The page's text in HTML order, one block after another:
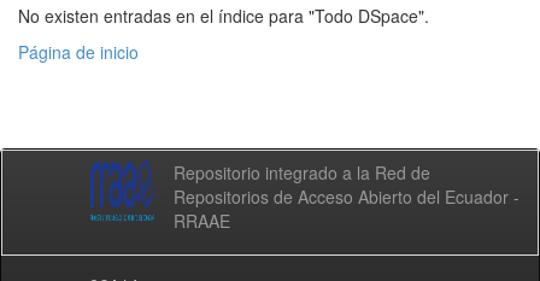
No existen entradas en el índice para "Todo DSpace".
Página de inicio
Repositorio integrado a la Red de
Repositorios de Acceso Abierto del Ecuador -
RRAAE